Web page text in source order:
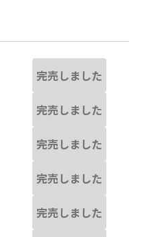
完売しました
完売しました
完売しました
完売しました
完売しました